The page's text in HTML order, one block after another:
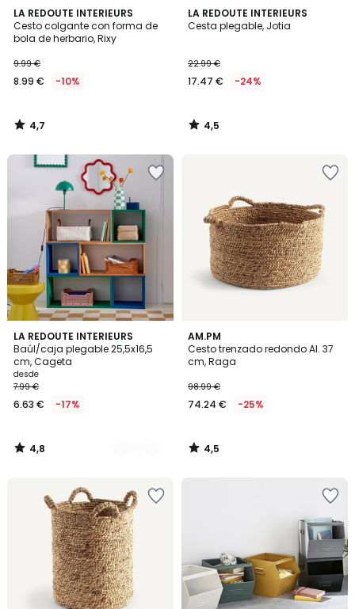
LA REDOUTE INTERIEURS
Cesto colgante con forma de
bola de herbario, Rixy
9.99 €
8.99 € -10%
4,7
/ 5
4,7
/
LA REDOUTE INTERIEURS
Cesta plegable, Jotia
22.99 €
17.47 € -24%
4,5
/ 5
4,5
/
LA REDOUTE INTERIEURS
Baúl/caja plegable 25,5x16,5
cm, Cageta
desde
7.99 €
6.63 € -17%
4,8
/ 5
3
Colores
4,8
/
AM.PM
Cesto trenzado redondo Al. 37
cm, Raga
98.99 €
74.24 € -25%
4,5
/ 5
4,5
/